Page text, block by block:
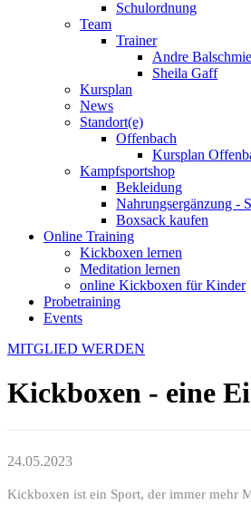
Schulordnung
Team
Trainer
Andre
Sheila Gaff
Kursplan
News
Standort(e)
Offenbach
Kursplan
Kampfsportshop
Bekleidung
Nahrungsergänzung -
Boxsack kaufen
Online Training
Kickboxen lernen
Meditation lernen
online Kickboxen für Kinder
Probetraining
Events
MITGLIED WERDEN
Kickboxen - eine
24.05.2023
Kickboxen ist ein Sport, der immer mehr